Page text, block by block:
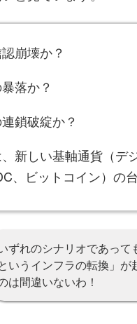
崩壊か？
落か？
鎖破綻か？
新しい基軸通貨（デ
、ビットコイン）の
ずれのシナリオであって
いうインフラの転換」が
は間違いないわ！